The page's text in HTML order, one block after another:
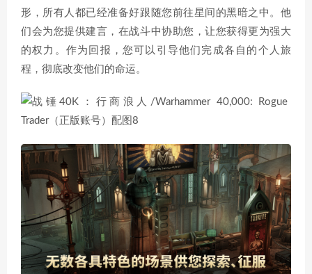
形，所有人都已经准备好跟随您前往星间的黑暗之中。他
们会为您提供建言，在战斗中协助您，让您获得更为强大
的权力。作为回报，您可以引导他们完成各自的个人旅
程，彻底改变他们的命运。